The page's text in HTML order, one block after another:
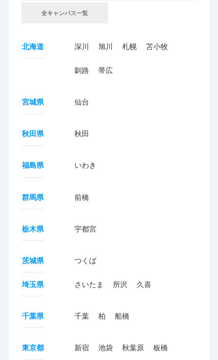
全キャンパス一覧
北海道 深川 旭川 札幌 苫小牧
釧路 帯広
宮城県 仙台
秋田県 秋田
福島県 いわき
群馬県 前橋
栃木県 宇都宮
茨城県 つくば
埼玉県 さいたま 所沢 久喜
千葉県 千葉 柏 船橋
東京都 新宿 池袋 秋葉原 板橋